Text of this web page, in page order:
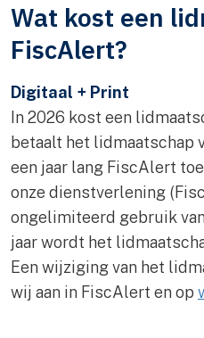
Wat kost een
FiscAlert?
Digitaal + Print
In 2026 kost een
betaalt het lidmaatschap
een jaar lang FiscAlert
onze dienstverlening
ongelimiteerd gebruik
jaar wordt het
Een wijziging van het
wij aan in FiscAlert en op